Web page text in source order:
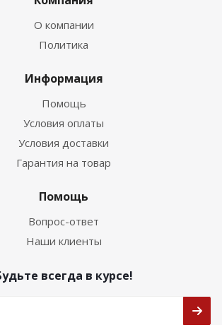
О компании
Политика
Информация
Помощь
Условия оплаты
Условия доставки
Гарантия на товар
Помощь
Вопрос-ответ
Наши клиенты
всегда в курсе!